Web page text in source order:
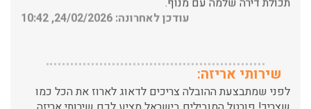
לפני שמתבצעת ההובלה צריכים לדאוג לארוז את הכל כמו
שצריך! פורטל המובילים בישראל מציע לכם שירותי אריזה
ברמה הגבוהה ביותר, לקבלת הצעת מחיר כנסו עכשיו